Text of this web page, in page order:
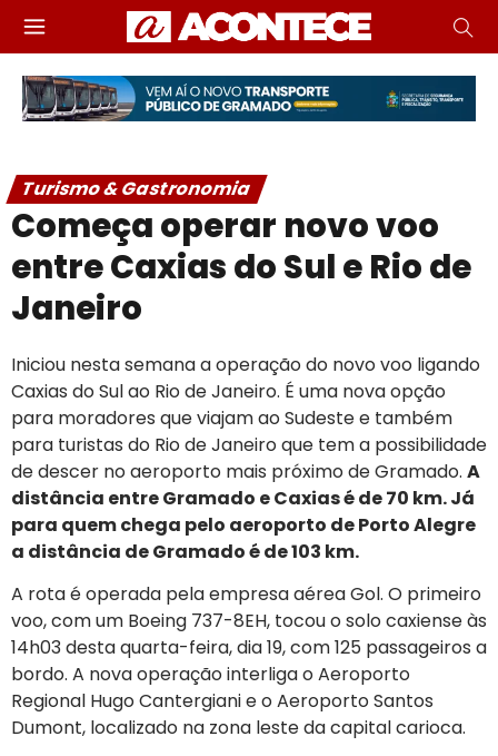
Turismo & Gastronomia
Começa operar novo voo
entre Caxias do Sul e Rio de
Janeiro
Iniciou nesta semana a operação do novo voo ligando
Caxias do Sul ao Rio de Janeiro. É uma nova opção
para moradores que viajam ao Sudeste e também
para turistas do Rio de Janeiro que tem a possibilidade
de descer no aeroporto mais próximo de Gramado. A
distância entre Gramado e Caxias é de 70 km. Já
para quem chega pelo aeroporto de Porto Alegre
a distância de Gramado é de 103 km.
A rota é operada pela empresa aérea Gol. O primeiro
voo, com um Boeing 737-8EH, tocou o solo caxiense às
14h03 desta quarta-feira, dia 19, com 125 passageiros a
bordo. A nova operação interliga o Aeroporto
Regional Hugo Cantergiani e o Aeroporto Santos
Dumont, localizado na zona leste da capital carioca.